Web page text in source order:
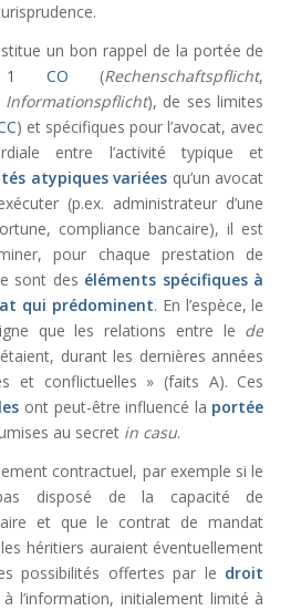
un bon rappel de la portée de
CO (Rechenschaftspflicht,
Informationspflicht), de ses limites
) et spécifiques pour l’avocat, avec
entre l’activité typique et
atypiques variées qu’un avocat
(p.ex. administrateur d’une
compliance bancaire), il est
pour chaque prestation de
sont des éléments spécifiques à
qui prédominent. En l’espèce, le
que les relations entre le de
durant les dernières années
et conflictuelles » (faits A). Ces
ont peut-être influencé la portée
au secret in casu.
contractuel, par exemple si le
disposé de la capacité de
et que le contrat de mandat
héritiers auraient éventuellement
possibilités offertes par le droit
l’information, initialement limité à